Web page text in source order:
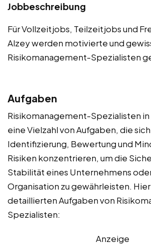
Jobbeschreibung
Für Vollzeitjobs, Teilzeitjobs und
Alzey werden motivierte und
Risikomanagement-Spezialisten
Aufgaben
Risikomanagement-Spezialisten in
eine Vielzahl von Aufgaben, die
Identifizierung, Bewertung und
Risiken konzentrieren, um die
Stabilität eines Unternehmens
Organisation zu gewährleisten.
detaillierten Aufgaben von
Spezialisten:
Anzeige